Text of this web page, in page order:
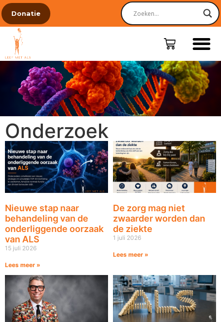
Donatie
Onderzoek
Nieuwe stap naar
behandeling van de
onderliggende oorzaak
van ALS
15 juli 2026
Lees meer »
De zorg mag niet
zwaarder worden dan
de ziekte
1 juli 2026
Lees meer »